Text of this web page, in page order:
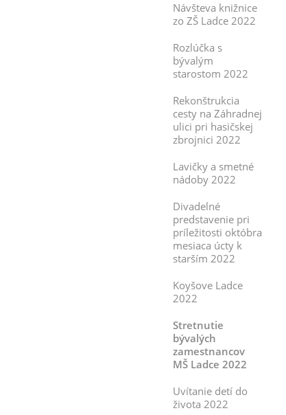
Návšteva knižnice
zo ZŠ Ladce 2022
Rozlúčka s
bývalým
starostom 2022
Rekonštrukcia
cesty na Záhradnej
ulici pri hasičskej
zbrojnici 2022
Lavičky a smetné
nádoby 2022
Divadelné
predstavenie pri
príležitosti októbra
mesiaca úcty k
starším 2022
Koyšove Ladce
2022
Stretnutie
bývalých
zamestnancov
MŠ Ladce 2022
Uvítanie detí do
života 2022